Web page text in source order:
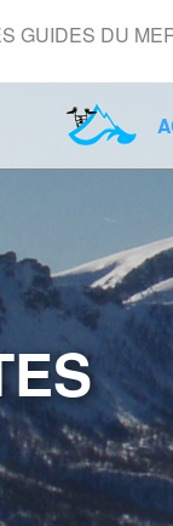
GUIDES DU